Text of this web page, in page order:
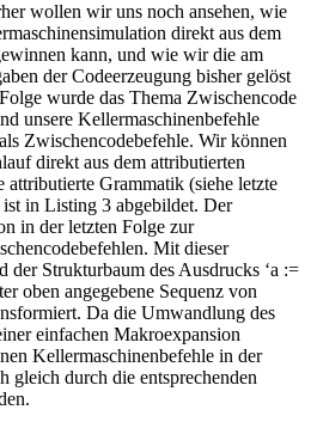
wollen wir uns noch ansehen, wie
direkt aus dem
kann, und wie wir die am
der Codeerzeugung bisher gelöst
wurde das Thema Zwischencode
unsere Kellermaschinenbefehle
Zwischencodebefehle. Wir können
direkt aus dem attributierten
attributierte Grammatik (siehe letzte
in Listing 3 abgebildet. Der
in der letzten Folge zur
Mit dieser
Strukturbaum des Ausdrucks ‘a :=
oben angegebene Sequenz von
Da die Umwandlung des
einfachen Makroexpansion
Kellermaschinenbefehle in der
gleich durch die entsprechenden